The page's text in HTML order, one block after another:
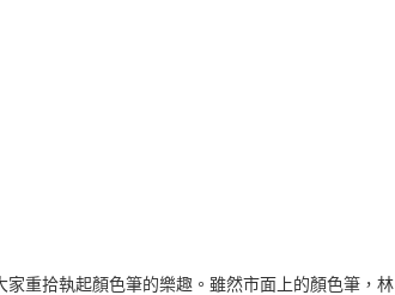
重拾執起顏色筆的樂趣。雖然市面上的顏色筆，林